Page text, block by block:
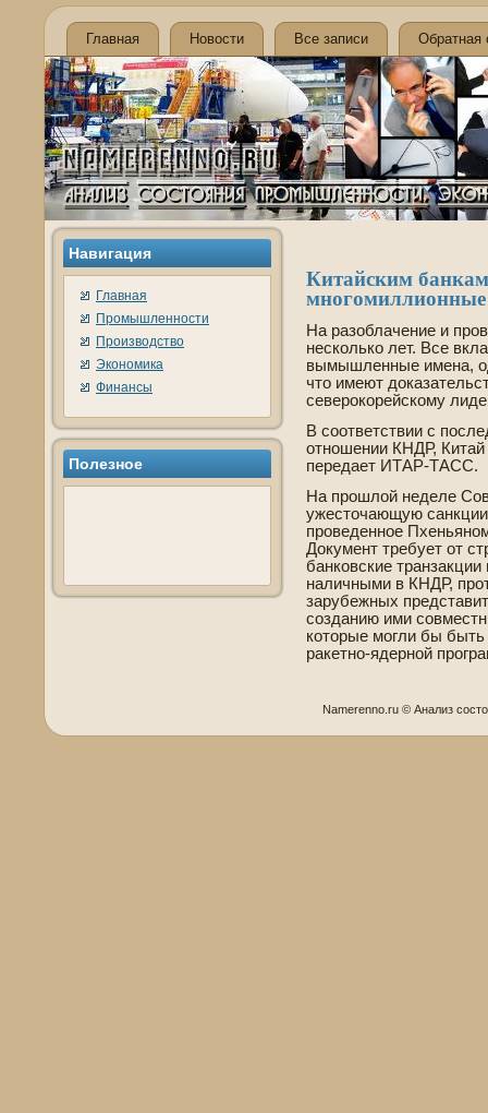
Главная Новости Все записи Обратная
Навигация
Главная
Промышленности
Производство
Экономика
Финансы
Полезное
Китайским
На разоблачение и
несколько лет. Все
вымышленные имена,
что имеют
севе­рокорейскому
В соотве­тствии с
отношении КНДР, Китай
передает ИТАР-ТАСС.
На прошлой неде­ле
ужесточающую
прове­де­нное
Документ требует от
банковские
наличными в КНДР,
зарубежных
созданию ими
которые могли бы
ракетно-яде­рной
Namerenno.ru © Анализ